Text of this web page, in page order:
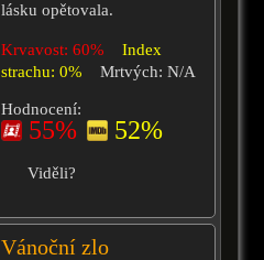
lásku opětovala.
Krvavost: 60%
Index
strachu: 0%
Mrtvých: N/A
Hodnocení:
55% 52%
Viděli?
Vánoční zlo